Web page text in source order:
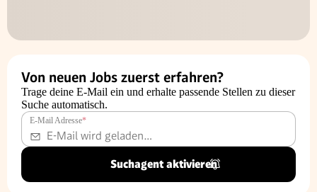
Von neuen Jobs zuerst erfahren?
Trage deine E-Mail ein und erhalte passende Stellen zu dieser
Suche automatisch.
E-Mail Adresse*
Suchagent aktivieren